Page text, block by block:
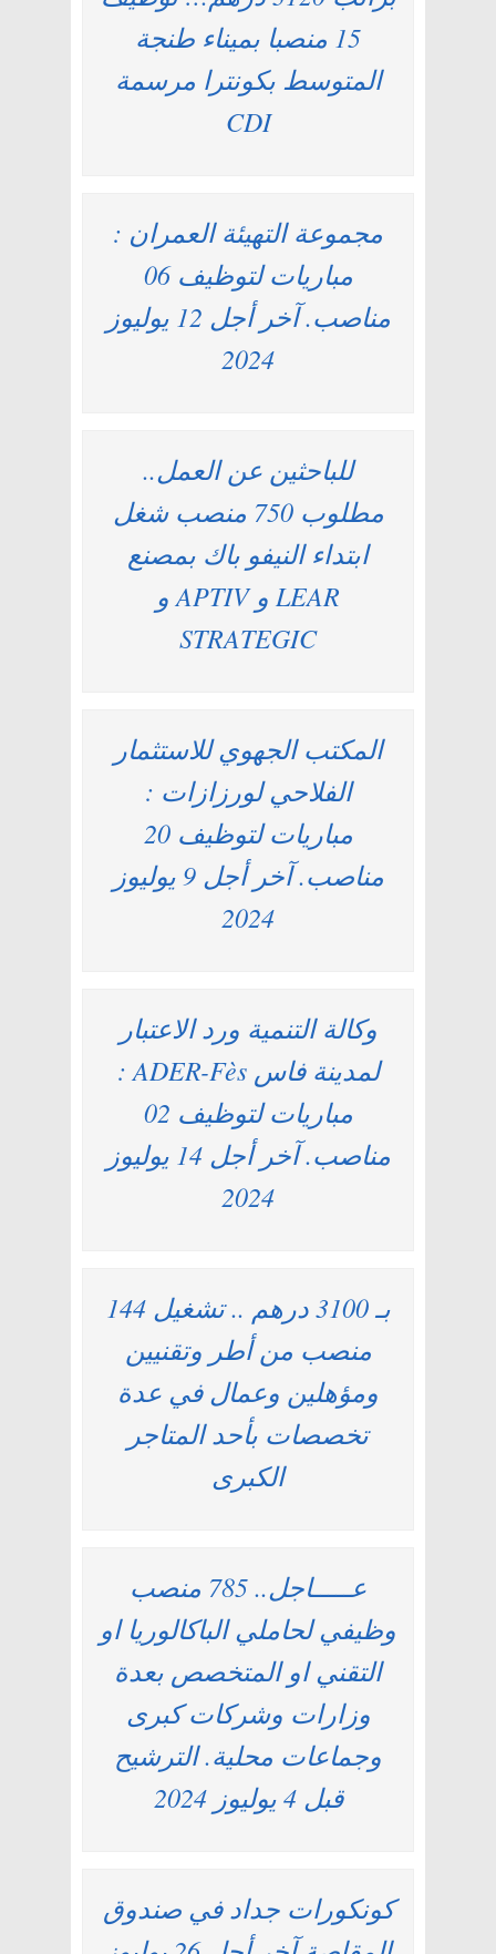
15 منصبا بميناء طنجة
المتوسط بكونترا مرسمة
CDI
مجموعة التهيئة العمران :
مباريات لتوظيف 06
مناصب. آخر أجل 12 يوليوز
2024
للباحثين عن العمل..
مطلوب 750 منصب شغل
ابتداء النيفو باك بمصنع
LEAR و APTIV و
STRATEGIC
المكتب الجهوي للاستثمار
الفلاحي لورزازات :
مباريات لتوظيف 20
مناصب. آخر أجل 9 يوليوز
2024
وكالة التنمية ورد الاعتبار
لمدينة فاس ADER-Fès :
مباريات لتوظيف 02
مناصب. آخر أجل 14 يوليوز
2024
بـ 3100 درهم .. تشغيل 144
منصب من أطر وتقنيين
ومؤهلين وعمال في عدة
تخصصات بأحد المتاجر
الكبرى
عـــــاجل.. 785 منصب
وظيفي لحاملي الباكالوريا او
التقني او المتخصص بعدة
وزارات وشركات كبرى
وجماعات محلية. الترشيح
قبل 4 يوليوز 2024
كونكورات جداد في صندوق